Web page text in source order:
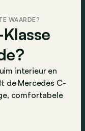
WAARDE?
interieur en
de Mercedes C-
comfortabele